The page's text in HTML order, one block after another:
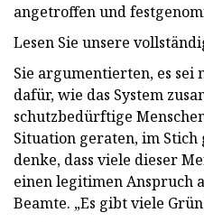
angetroffen und
Lesen Sie unsere
Sie argumentierten, es
dafür, wie das System
schutzbedürftige
Situation geraten, im Stich
denke, dass viele dieser
einen legitimen Anspruch
Beamte. „Es gibt viele